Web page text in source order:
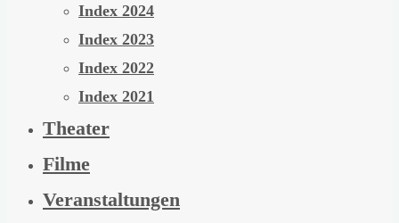
Index 2024
Index 2023
Index 2022
Index 2021
Theater
Filme
Veranstaltungen